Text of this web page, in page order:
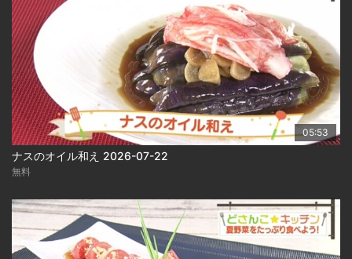
05:53
ナスのオイル和え 2026-07-22
無料